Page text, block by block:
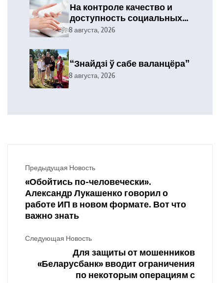
На контроле качество и
доступность социальных
услуг
8 августа, 2026
“Знайдзі ў сабе валанцёра”
8 августа, 2026
Предыдущая Новость
«Обойтись по-человечески».
Александр Лукашенко говорил о
работе ИП в новом формате. Вот что
важно знать
Следующая Новость
Для защиты от мошенников
«Беларусбанк» вводит ограничения
по некоторым операциям с